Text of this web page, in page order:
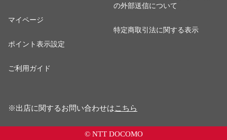
マイページ
ポイント表示設定
ご利用ガイド
の外部送信について
特定商取引法に関する表示
※出店に関するお問い合わせはこちら
© NTT DOCOMO